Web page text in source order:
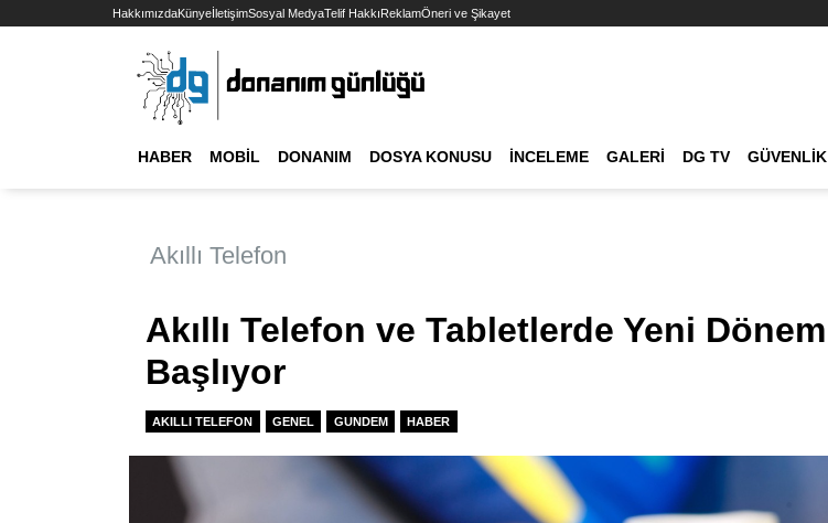
HakkımızdaKünyeİletişimSosyal MedyaTelif HakkıReklamÖneri ve Şikayet
HABER MOBIL DONANIM DOSYA KONUSU İNCELEME GALERI DG TV GÜVENLIK
Akıllı Telefon
Akıllı Telefon ve Tabletlerde Yeni Dönem
Başlıyor
AKILLI TELEFON GENEL GUNDEM HABER